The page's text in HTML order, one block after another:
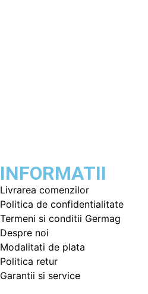
INFORMATII
Livrarea comenzilor
Politica de confidentialitate
Termeni si conditii Germag
Despre noi
Modalitati de plata
Politica retur
Garantii si service